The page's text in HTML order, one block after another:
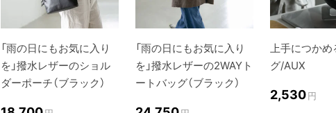
「雨の日にもお気に入り
を」撥水レザーのショル
ダーポーチ（ブラック）
「雨の日にもお気に入り
を」撥水レザーの2WAYト
ートバッグ（ブラック）
上手につかめ
グ/AUX
2,530円